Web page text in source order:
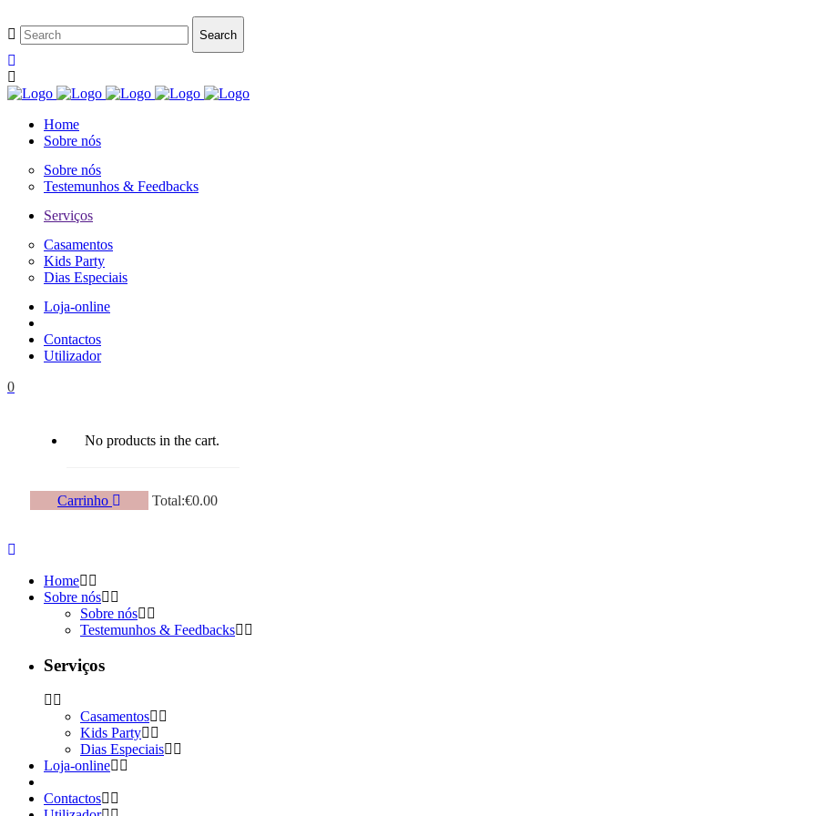
Home
Sobre nós
Sobre nós
Testemunhos & Feedbacks
Serviços
Casamentos
Kids Party
Dias Especiais
Loja-online
Contactos
Utilizador
0
No products in the cart.
Carrinho Total:€0.00
Home
Sobre nós
Sobre nós
Testemunhos & Feedbacks
Serviços
Casamentos
Kids Party
Dias Especiais
Loja-online
Contactos